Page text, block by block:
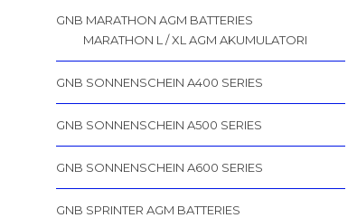
GNB MARATHON AGM BATTERIES
MARATHON L / XL AGM AKUMULATORI
GNB SONNENSCHEIN A400 SERIES
GNB SONNENSCHEIN A500 SERIES
GNB SONNENSCHEIN A600 SERIES
GNB SPRINTER AGM BATTERIES